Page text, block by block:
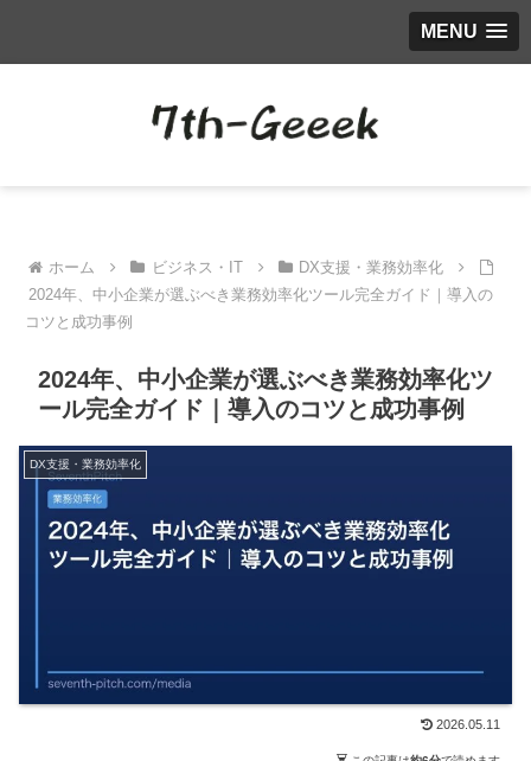
MENU
ホーム ビジネス・IT
DX支援・業務効率化
2024年、中小企業が選ぶべき業務効率化ツール完全ガイド｜導入の
コツと成功事例
2024年、中小企業が選ぶべき業務効率化ツ
ール完全ガイド｜導入のコツと成功事例
DX支援・業務効率化
2026.05.11